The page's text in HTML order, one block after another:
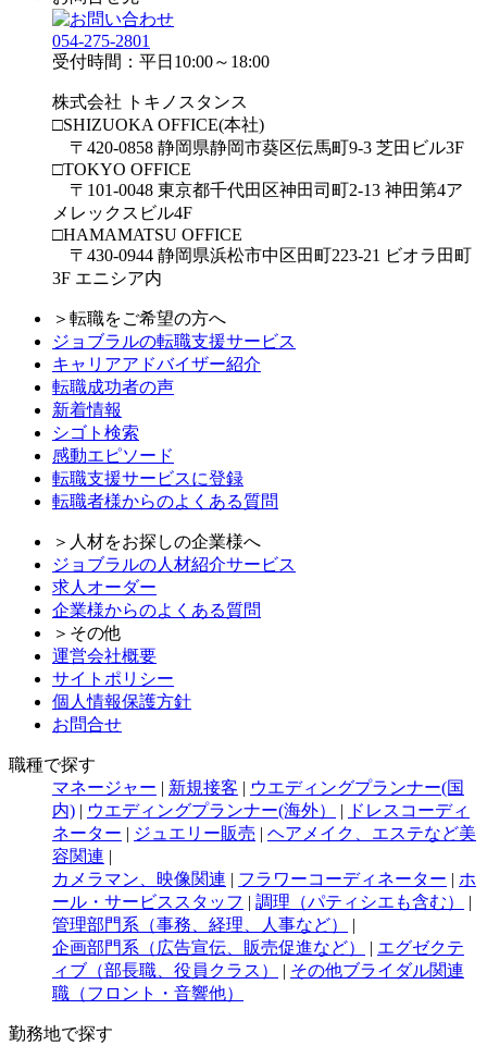
054-275-2801
受付時間：平日10:00～18:00
株式会社 トキノスタンス
□SHIZUOKA OFFICE(本社)
〒420-0858 静岡県静岡市葵区伝馬町9-3 芝田ビル3F
□TOKYO OFFICE
〒101-0048 東京都千代田区神田司町2-13 神田第4ア
メレックスビル4F
□HAMAMATSU OFFICE
〒430-0944 静岡県浜松市中区田町223-21 ビオラ田町
3F エニシア内
＞転職をご希望の方へ
ジョブラルの転職支援サービス
キャリアアドバイザー紹介
転職成功者の声
新着情報
シゴト検索
感動エピソード
転職支援サービスに登録
転職者様からのよくある質問
＞人材をお探しの企業様へ
ジョブラルの人材紹介サービス
求人オーダー
企業様からのよくある質問
＞その他
運営会社概要
サイトポリシー
個人情報保護方針
お問合せ
職種で探す
マネージャー | 新規接客 | ウエディングプランナー(国
内) | ウエディングプランナー(海外） | ドレスコーディ
ネーター | ジュエリー販売 | ヘアメイク、エステなど美
容関連 |
カメラマン、映像関連 | フラワーコーディネーター | ホ
ール・サービススタッフ | 調理（パティシエも含む）
|
管理部門系（事務、経理、人事など）
|
企画部門系（広告宣伝、販売促進など）
| エグゼクテ
ィブ（部長職、役員クラス）
| その他ブライダル関連
職（フロント・音響他）
勤務地で探す